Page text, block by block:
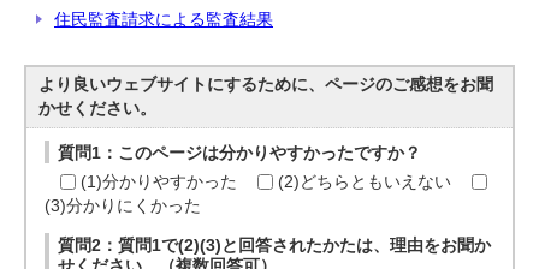
住民監査請求による監査結果
より良いウェブサイトにするために、ページのご感想をお聞
かせください。
質問1：このページは分かりやすかったですか？
(1)分かりやすかった
(2)どちらともいえない
(3)分かりにくかった
質問2：質問1で(2)(3)と回答されたかたは、理由をお聞か